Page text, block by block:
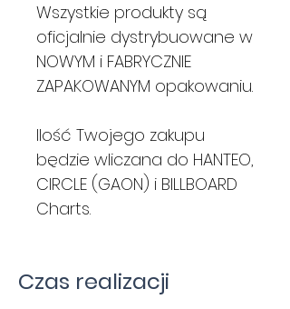
Wszystkie produkty są
oficjalnie dystrybuowane w
NOWYM i FABRYCZNIE
ZAPAKOWANYM opakowaniu.
Ilość Twojego zakupu
będzie wliczana do HANTEO,
CIRCLE (GAON) i BILLBOARD
Charts.
Czas realizacji